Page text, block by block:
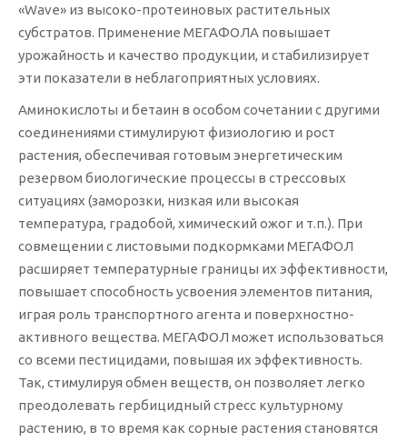
«Wave» из высоко-протеиновых растительных
субстратов. Применение МЕГАФОЛА повышает
урожайность и качество продукции, и стабилизирует
эти показатели в неблагоприятных условиях.
Аминокислоты и бетаин в особом сочетании с другими
соединениями стимулируют физиологию и рост
растения, обеспечивая готовым энергетическим
резервом биологические процессы в стрессовых
ситуациях (заморозки, низкая или высокая
температура, градобой, химический ожог и т.п.). При
совмещении с листовыми подкормками МЕГАФОЛ
расширяет температурные границы их эффективности,
повышает способность усвоения элементов питания,
играя роль транспортного агента и поверхностно-
активного вещества. МЕГАФОЛ может использоваться
со всеми пестицидами, повышая их эффективность.
Так, стимулируя обмен веществ, он позволяет легко
преодолевать гербицидный стресс культурному
растению, в то время как сорные растения становятся